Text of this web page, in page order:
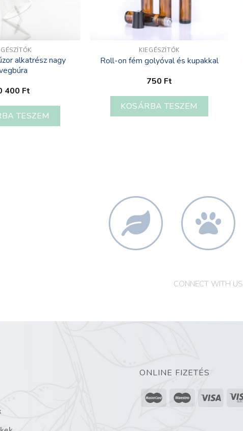
alkatrész nagy
400 Ft
TESZEM
KIEGÉSZÍTŐK
Roll-on fém golyóval és kupakkal
750 Ft
KOSÁRBA TESZEM
CONNECT WITH US
ONLINE FIZETÉS